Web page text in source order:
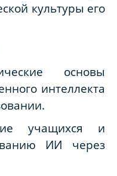
культуры его
основы
интеллекта
учащихся и
ИИ через